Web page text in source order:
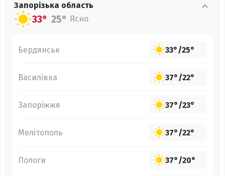
Запорізька область
33° 25° Ясно
Бердянськ 33°/25°
Василівка 37°/22°
Запоріжжя 37°/23°
Мелітополь 37°/22°
Пологи 37°/20°